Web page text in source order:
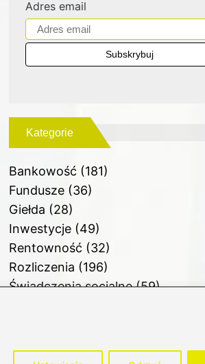
Adres email
Kategorie
Bankowość (181)
Fundusze(36)
Giełda (28)
Inwestycje(49)
Rentowność (32)
Rozliczenia (196)
Świadczenia socjalne(59)